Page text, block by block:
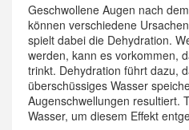
Geschwollene Augen nach
können verschiedene
spielt dabei die Dehydration.
werden, kann es vorkommen,
trinkt. Dehydration führt dazu,
überschüssiges Wasser
Augenschwellungen resultiert.
Wasser, um diesem Effekt